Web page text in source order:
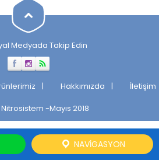
Medyada Takip Edin
Hakkımızda
İletişim
Nitrosistem -Mayıs 2018
Yaz
NAVIGASYON